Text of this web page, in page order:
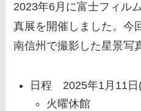
2023年6月に富士フィル
真展を開催しました。今
南信州で撮影した星景写
日程 2025年1月11日
火曜休館